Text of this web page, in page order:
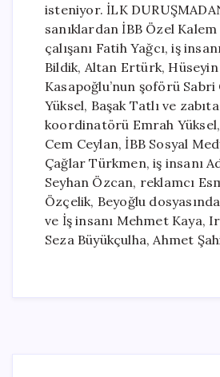
isteniyor. İLK
sanıklardan İBB Özel
çalışanı Fatih Yağcı, iş
Bildik, Altan Ertürk,
Kasapoğlu’nun şoförü
Yüksel, Başak Tatlı ve
koordinatörü Emrah Yüksel,
Cem Ceylan, İBB Sosyal
Çağlar Türkmen, iş insanı
Seyhan Özcan, reklamcı
Özçelik, Beyoğlu
ve İş insanı Mehmet Kaya,
Seza Büyükçulha, Ahmet